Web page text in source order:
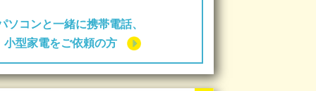
ソコンと一緒に携帯電話、
小型家電をご依頼の方